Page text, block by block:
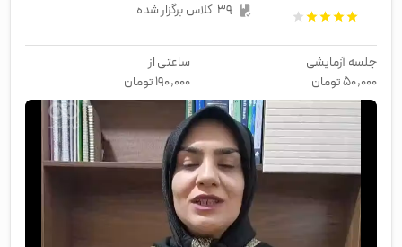
۳۹ کلاس برگزار شده
جلسه آزمایشی
۵۰,۰۰۰تومان
ساعتی از
۱۹۰,۰۰۰تومان